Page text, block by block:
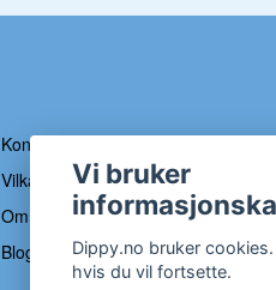
Kontakt
Vilkår og betingelser
Om Dippy
Blogg
Vi bruker
Dippy.no bruker
hvis du vil fortsette.